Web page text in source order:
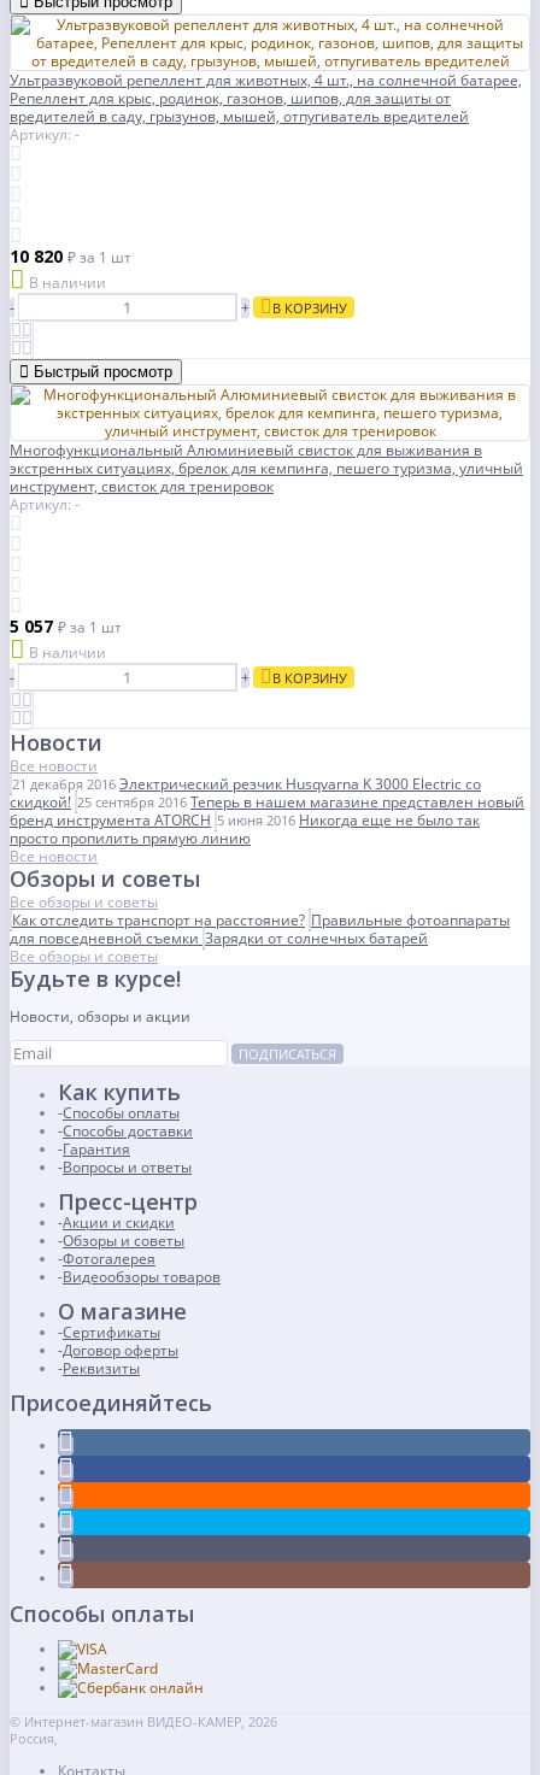
Ультразвуковой репеллент для животных, 4 шт., на солнечной батарее,
Репеллент для крыс, родинок, газонов, шипов, для защиты от
вредителей в саду, грызунов, мышей, отпугиватель вредителей
Артикул: -
10 820 ₽за 1 шт
В наличии
-
+ В КОРЗИНУ
Быстрый просмотр
Многофункциональный Алюминиевый свисток для выживания в
экстренных ситуациях, брелок для кемпинга, пешего туризма, уличный
инструмент, свисток для тренировок
Артикул: -
5 057 ₽за 1 шт
В наличии
-
+ В КОРЗИНУ
Новости
Все новости
21 декабря 2016 Электрический резчик Husqvarna K 3000 Electric со
скидкой! 25 сентября 2016 Теперь в нашем магазине представлен новый
бренд инструмента ATORCH 5 июня 2016 Никогда еще не было так
просто пропилить прямую линию
Все новости
Обзоры и советы
Все обзоры и советы
Как отследить транспорт на расстояние? Правильные фотоаппараты
для повседневной съемки Зарядки от солнечных батарей
Все обзоры и советы
Будьте в курсе!
Новости, обзоры и акции
ПОДПИСАТЬСЯ
Как купить
Способы оплаты
Способы доставки
Гарантия
Вопросы и ответы
Пресс-центр
Акции и скидки
Обзоры и советы
Фотогалерея
Видеообзоры товаров
О магазине
Сертификаты
Договор оферты
Реквизиты
Присоединяйтесь
Способы оплаты
© Интернет-магазин ВИДЕО-КАМЕР, 2026
Россия,